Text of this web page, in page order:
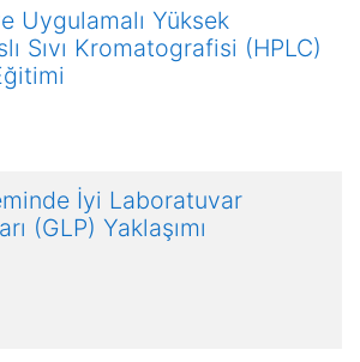
Uygulamalı Yüksek
Sıvı Kromatografisi (HPLC)
İyi Laboratuvar
(GLP) Yaklaşımı